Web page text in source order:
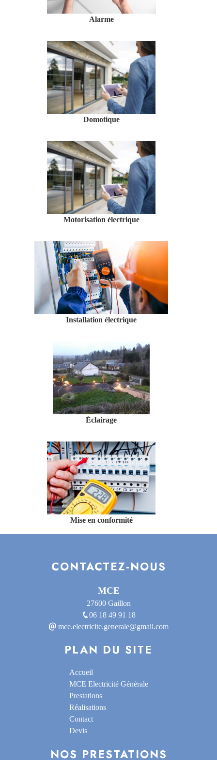
Alarme
Domotique
Motorisation électrique
Installation électrique
Éclairage
Mise en conformité
CONTACTEZ-NOUS
MCE
27600 Gaillon
06 18 49 91 18
mce.electricite.generale@gmail.com
PLAN DU SITE
Accueil
MCE Electricité Générale
Prestations
Réalisations
Contact
Devis
NOS PRESTATIONS